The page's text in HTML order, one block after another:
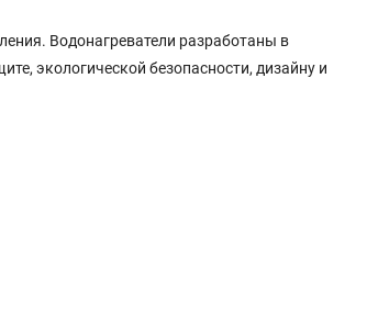
Водонагреватели разработаны в
экологической безопасности, дизайну и